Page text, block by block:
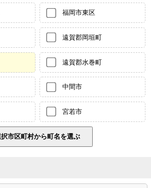
福岡市東区
遠賀郡岡垣町
遠賀郡水巻町
中間市
宮若市